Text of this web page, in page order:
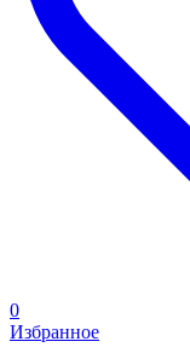
0
Избранное